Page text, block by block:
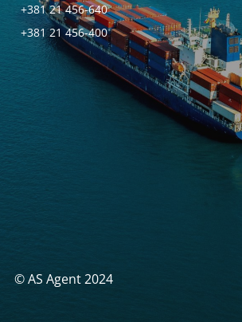
+381 21 456-640
+381 21 456-400
© AS Agent 2024